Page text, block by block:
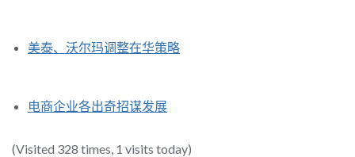
美泰、沃尔玛调整在华策略
电商企业各出奇招谋发展
(Visited 328 times, 1 visits today)